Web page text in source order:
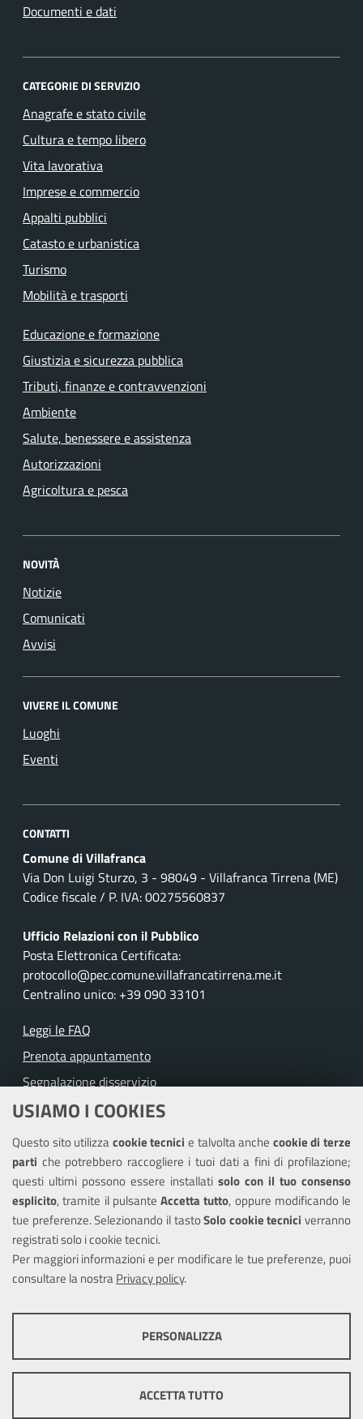
USIAMO I COOKIES
Questo sito utilizzacookie tecnicie talvolta anche cookie di terze
parti che potrebbero raccogliere i tuoi dati a fini di profilazione;
questi ultimi possono essere installati solo con il tuo consenso
esplicito, tramite il pulsante Accetta tutto, oppure modificando le
tue preferenze. Selezionando il tastoSolo cookie tecnici verranno
registrati solo i cookie tecnici.
Per maggiori informazioni e per modificare le tue preferenze, puoi
consultare la nostraPrivacy policy.
ottimale per ogni utente. Essi non raccolgono i tuoi dati e le tue
PERSONALIZZA
ACCETTA TUTTO
Documenti e dati
CATEGORIE DI SERVIZIO
Anagrafe e stato civile
Cultura e tempo libero
Vita lavorativa
Imprese e commercio
Appalti pubblici
Catasto e urbanistica
Turismo
Mobilità e trasporti
Educazione e formazione
Giustizia e sicurezza pubblica
Tributi, finanze e contravvenzioni
Ambiente
Salute, benessere e assistenza
Autorizzazioni
Agricoltura e pesca
NOVITÀ
Notizie
Comunicati
Avvisi
VIVERE IL COMUNE
Luoghi
Eventi
CONTATTI
Comune di Villafranca
Via Don Luigi Sturzo, 3 - 98049 - Villafranca Tirrena (ME)
Codice fiscale / P. IVA: 00275560837
Ufficio Relazioni con il Pubblico
Posta Elettronica Certificata:
protocollo@pec.comune.villafrancatirrena.me.it
Centralino unico: +39 090 33101
Leggi le FAQ
Prenota appuntamento
Segnalazione disservizio
Richiesta assistenza
Amministrazione trasparente
Informativa privacy
Note legali
Piano di miglioramento del sito
Dichiarazione di accessibilità